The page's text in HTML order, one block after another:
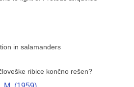
in salamanders
ribice končno rešen?